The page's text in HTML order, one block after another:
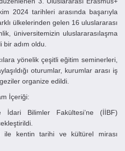
2024 tarihleri arasında başarıyla
ülkelerinden gelen 16 uluslararası
üniversitemizin uluslararasılaşma
adım oldu.
yönelik çeşitli eğitim seminerleri,
oturumlar, kurumlar arası iş
organize edildi.
İçeriği:
İdari Bilimler Fakültesi’ne (İİBF)
ile kentin tarihi ve kültürel mirası